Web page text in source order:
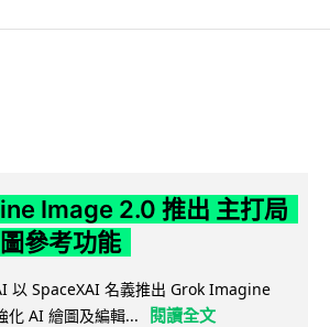
Image 2.0 推出 主打局
參考功能
以 SpaceXAI 名義推出 Grok Imagine
化 AI 繪圖及編輯...
閱讀全文